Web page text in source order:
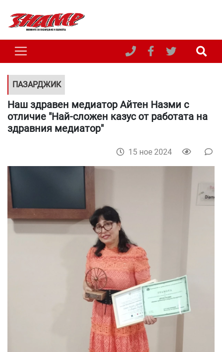
ПАЗАРДЖИК
Наш здравен медиатор Айтен Назми с
отличие "Най-сложен казус от работата на
здравния медиатор"
15 ное 2024